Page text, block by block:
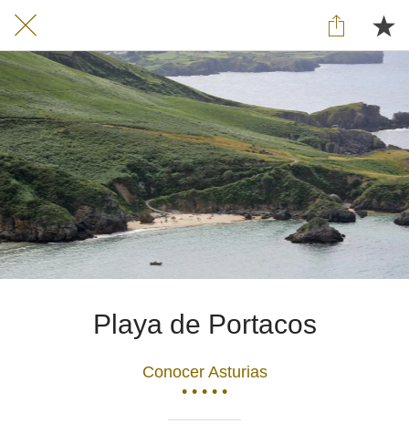
Playa de Portacos
Conocer Asturias
• • • • •